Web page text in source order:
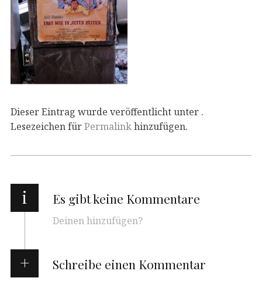
Dieser Eintrag wurde veröffentlicht unter .
Lesezeichen fürPermalinkhinzufügen.
i Es gibt keine Kommentare
Deinen hinzufügen?
Schreibe einen Kommentar